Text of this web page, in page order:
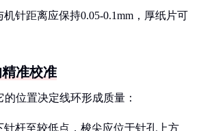
机针距离应保持0.05-0.1mm，厚纸片可
准校准
位置决定线环形成质量：
针杆至较低点，梭尖应位于针孔上方